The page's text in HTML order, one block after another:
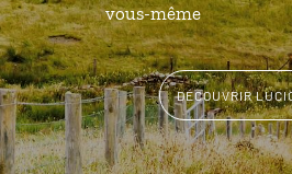
vous-même
DÉCOUVRIR